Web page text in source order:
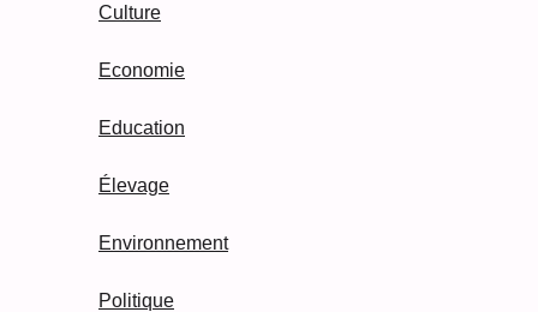
Culture
Economie
Education
Élevage
Environnement
Politique